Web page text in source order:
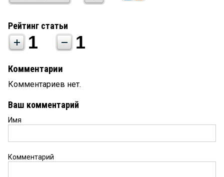
Рейтинг статьи
1 1
Комментарии
Комментариев нет.
Ваш комментарий
Имя
Комментарий